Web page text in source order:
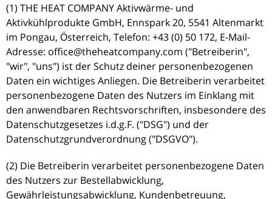
(1) THE HEAT COMPANY Aktivwärme- und
Aktivkühlprodukte GmbH, Ennspark 20, 5541 Altenmarkt
im Pongau, Österreich, Telefon: +43 (0) 50 172, E-Mail-
Adresse: office@theheatcompany.com ("Betreiberin",
"wir", "uns") ist der Schutz deiner personenbezogenen
Daten ein wichtiges Anliegen. Die Betreiberin verarbeitet
personenbezogene Daten des Nutzers im Einklang mit
den anwendbaren Rechtsvorschriften, insbesondere des
Datenschutzgesetzes i.d.g.F. ("DSG") und der
Datenschutzgrundverordnung ("DSGVO").
(2) Die Betreiberin verarbeitet personenbezogene Daten
des Nutzers zur Bestellabwicklung,
Gewährleistungsabwicklung, Kundenbetreuung,